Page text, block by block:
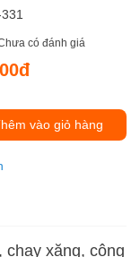
có đánh giá
vào giỏ hàng
chạy xăng, công